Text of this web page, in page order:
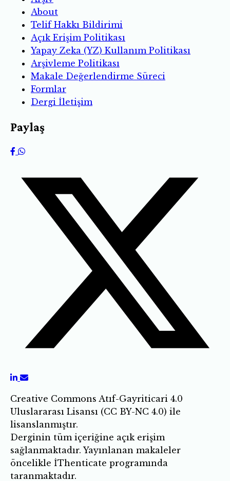
About
Telif Hakkı Bildirimi
Açık Erişim Politikası
Yapay Zeka (YZ) Kullanım Politikası
Arşivleme Politikası
Makale Değerlendirme Süreci
Formlar
Dergi İletişim
Paylaş
Creative Commons Atıf-Gayriticari 4.0
Uluslararası Lisansı (CC BY-NC 4.0) ile
lisanslanmıştır.
Derginin tüm içeriğine açık erişim
sağlanmaktadır. Yayınlanan makaleler
öncelikle İThenticate programında
taranmaktadır.